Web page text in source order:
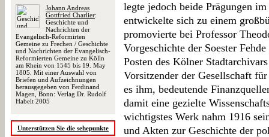
Johann Andreas
Gottfried Charlier:
Geschichte und
Nachrichten der
Evangelisch-Reformirten
Gemeine zu Frechen / Geschichte
und Nachrichten der Evangelisch-
Reformierten Gemeine zu Kölln
am Rhein von 1545 bis 19. May
1805. Mit einer Auswahl von
Briefen und Aufzeichnungen
herausgegeben von Ferdinand
Magen, Bonn: Verlag Dr. Rudolf
Habelt 2005
Unterstützen Sie die sehepunkte
legte jedoch beide Prägungen
entwickelte sich zu einem
promovierte bei Professor
Vorgeschichte der Soester
Posten des Kölner
Vorsitzender der Gesellschaft
es ihm, bedeutende
damit eine gezielte
wichtigstes Werk nahm 1916
und Akten zur Geschichte der